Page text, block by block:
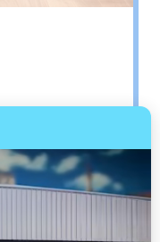
sommier
Avec les
sur ses
petit matin.